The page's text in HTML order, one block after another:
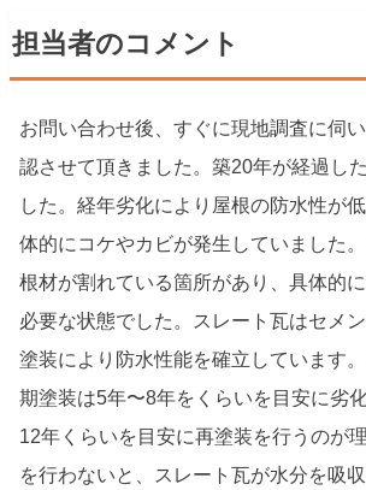
担当者のコメント
お問い合わせ後、すぐに現地調査に伺
認させて頂きました。築20年が経過し
した。経年劣化により屋根の防水性が
体的にコケやカビが発生していました
根材が割れている箇所があり、具体的
必要な状態でした。スレート瓦はセメ
塗装により防水性能を確立しています
期塗装は5年〜8年をくらいを目安に劣
12年くらいを目安に再塗装を行うのが
を行わないと、スレート瓦が水分を吸